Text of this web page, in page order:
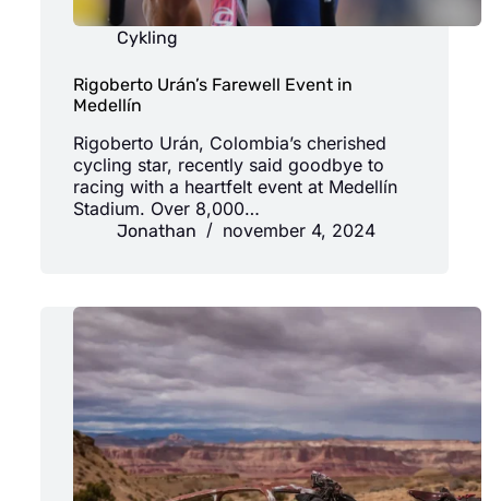
Cykling
Rigoberto Urán’s Farewell Event in
Medellín
Rigoberto Urán, Colombia’s cherished
cycling star, recently said goodbye to
racing with a heartfelt event at Medellín
Stadium. Over 8,000…
Jonathan november 4, 2024